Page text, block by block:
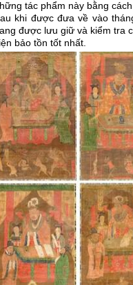
tác phẩm này bằng
khi được đưa về vào
được lưu giữ và kiểm tra
bảo tồn tốt nhất.